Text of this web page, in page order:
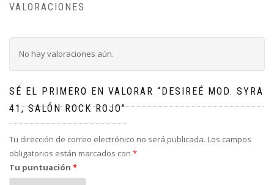
VALORACIONES
No hay valoraciones aún.
SÉ EL PRIMERO EN VALORAR “DESIREÉ MOD. SYRA
41, SALÓN ROCK ROJO”
Tu dirección de correo electrónico no será publicada. Los campos
obligatorios están marcados con *
Tu puntuación *